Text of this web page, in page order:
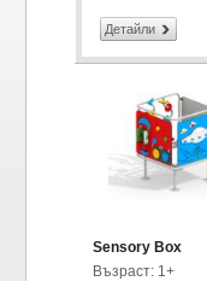
Детайли
Sensory Box
Възраст: 1+